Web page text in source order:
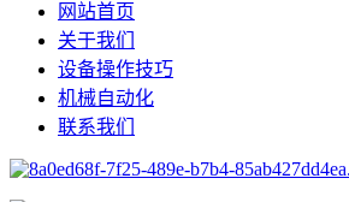
网站首页
关于我们
设备操作技巧
机械自动化
联系我们